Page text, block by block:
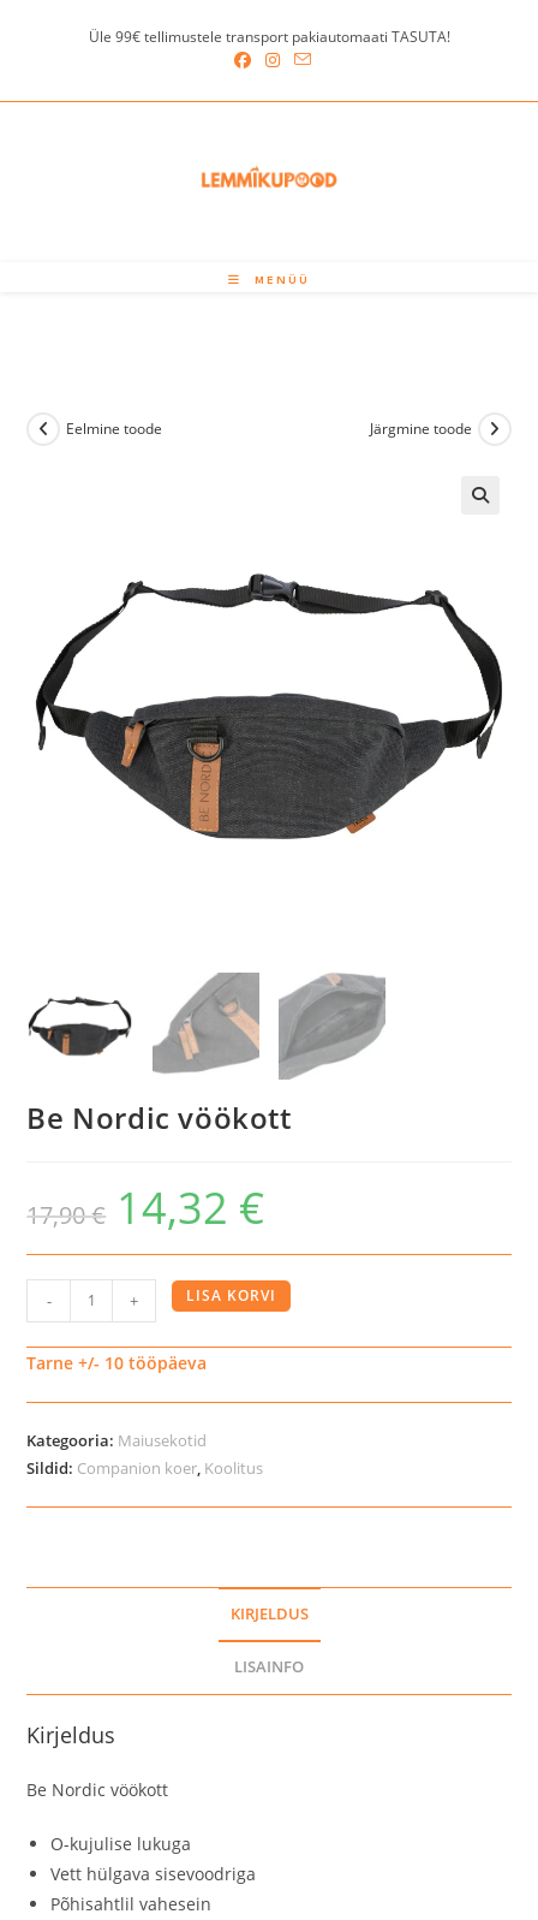
Üle 99€ tellimustele transport pakiautomaati TASUTA!
MENÜÜ
Eelmine toode Järgmine toode
Be Nordic vöökott
17,90€ 14,32 €
Nordic
vöökott
- + LISA KORVI
Tarne +/- 10 tööpäeva
Kategooria: Maiusekotid
Sildid: Companion koer, Koolitus
KIRJELDUS
LISAINFO
Kirjeldus
Be Nordic vöökott
O-kujulise lukuga
Vett hülgava sisevoodriga
Põhisahtlil vahesein